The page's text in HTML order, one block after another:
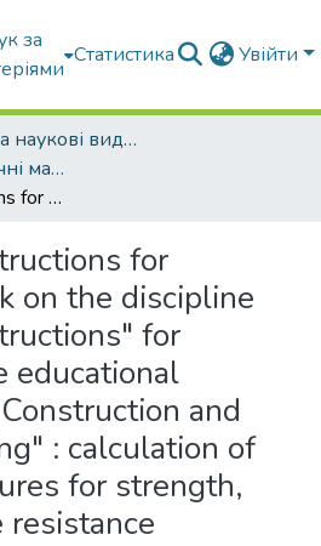
за
Статистика Увійти
Навчальні та наукові видання
Навчально-методичні матеріали
Methodical instructions for laboratory work on the discipline "Building constructions" for students of the educational direction 192 "Construction and Civil Engineering" : calculation of building structures for strength, rigidity and fire resistance
for
on the discipline
for
educational
and
: calculation of
for strength,